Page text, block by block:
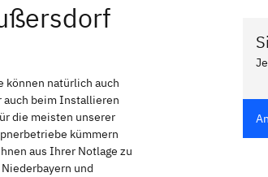
können natürlich auch
auch beim Installieren
die meisten unserer
kümmern
aus Ihrer Notlage zu
und